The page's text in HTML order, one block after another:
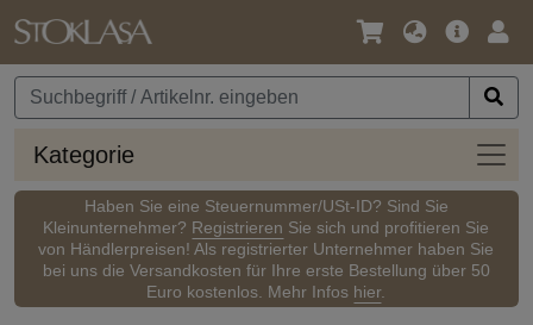
Sprache
Währung
Kategorie
Haben Sie eine Steuernummer/USt-ID? Sind Sie
Kleinunternehmer? Registrieren Sie sich und profitieren Sie
von Händlerpreisen! Als registrierter Unternehmer haben Sie
bei uns die Versandkosten für Ihre erste Bestellung über 50
Euro kostenlos. Mehr Infos hier.